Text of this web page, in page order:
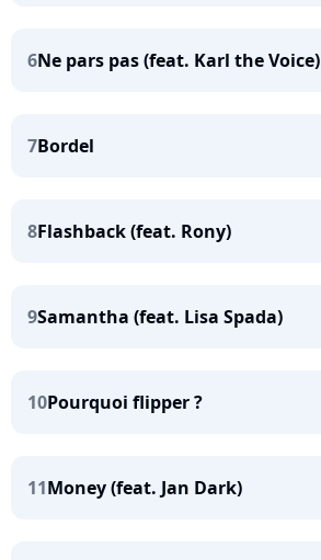
6Ne pars pas (feat. Karl the Voice)
7Bordel
8Flashback (feat. Rony)
9Samantha (feat. Lisa Spada)
10Pourquoi flipper ?
11Money (feat. Jan Dark)